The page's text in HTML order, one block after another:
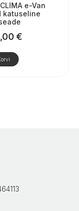
e-Van
katuseline
€